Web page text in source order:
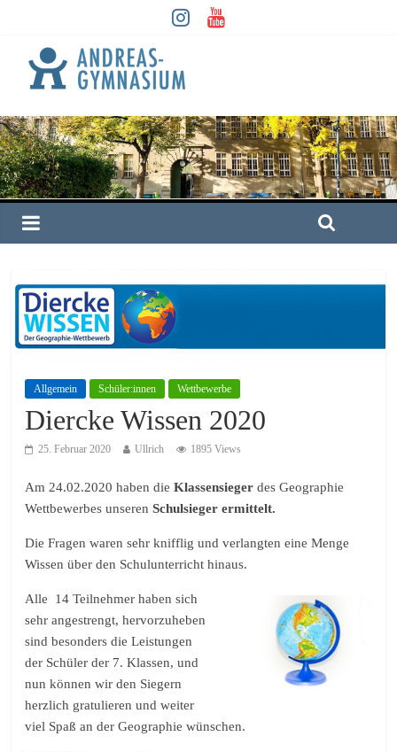
Allgemein Schüler:innen Wettbewerbe
Diercke Wissen 2020
25. Februar 2020 Ullrich 1895 Views
Am 24.02.2020 haben dieKlassensiegerdes Geographie
Wettbewerbes unserenSchulsieger ermittelt.
Die Fragen waren sehr knifflig und verlangten eine Menge
Wissen über den Schulunterricht hinaus.
Alle 14 Teilnehmer haben sich
sehr angestrengt, hervorzuheben
sind besonders die Leistungen
der Schüler der 7. Klassen, und
nun können wir den Siegern
herzlich gratulieren und weiter
viel Spaß an der Geographie wünschen.